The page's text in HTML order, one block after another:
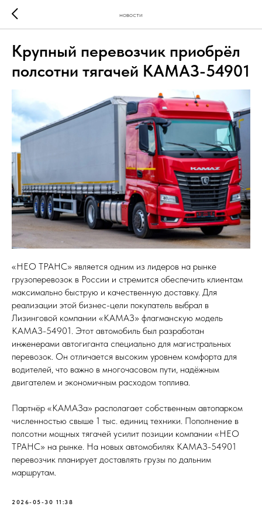
новости
Крупный перевозчик приобрёл
полсотни тягачей КАМАЗ-54901
«НЕО ТРАНС» является одним из лидеров на рынке
грузоперевозок в России и стремится обеспечить клиентам
максимально быструю и качественную доставку. Для
реализации этой бизнес-цели покупатель выбрал в
Лизинговой компании «КАМАЗ» флагманскую модель
КАМАЗ-54901. Этот автомобиль был разработан
инженерами автогиганта специально для магистральных
перевозок. Он отличается высоким уровнем комфорта для
водителей, что важно в многочасовом пути, надёжным
двигателем и экономичным расходом топлива.
Партнёр «КАМАЗа» располагает собственным автопарком
численностью свыше 1 тыс. единиц техники. Пополнение в
полсотни мощных тягачей усилит позиции компании «НЕО
ТРАНС» на рынке. На новых автомобилях КАМАЗ-54901
перевозчик планирует доставлять грузы по дальним
маршрутам.
2026-05-30 11:38